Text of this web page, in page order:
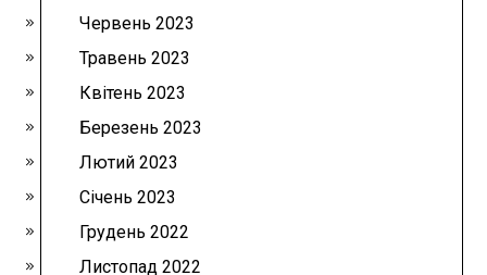
Червень 2023
Травень 2023
Квітень 2023
Березень 2023
Лютий 2023
Січень 2023
Грудень 2022
Листопад 2022